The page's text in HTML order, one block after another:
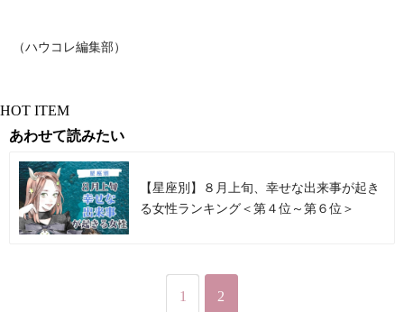
（ハウコレ編集部）
HOT ITEM
あわせて読みたい
【星座別】８月上旬、幸せな出来事が起き
る女性ランキング＜第４位～第６位＞
1 2